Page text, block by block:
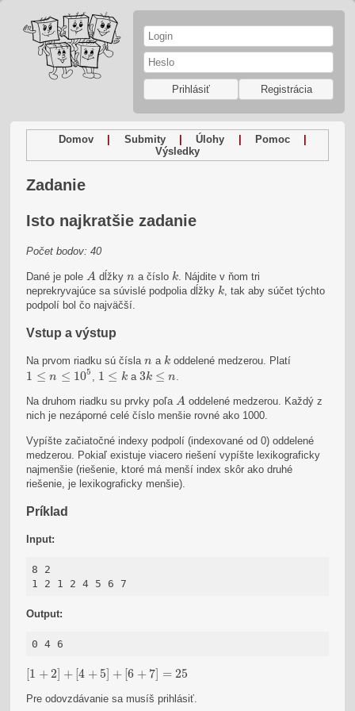
Prihlásiť Registrácia
Domov | Submity | Úlohy | Pomoc
|
Výsledky
Zadanie
Isto najkratšie zadanie
Počet bodov: 40
Dané je pole A
A dĺžkyn
n a číslo k
k
Nájdite v ňom tri
neprekryvajúce sa súvislé podpolia dĺžky k
k
, tak aby súčet týchto
podpolí bol čo najväčší.
Vstup a výstup
Na prvom riadku sú číslan
n a k
k oddelené medzerou. Platí
1 ≤ n ≤ 105
1≤ n≤ 105
1 ≤ k
1 ≤k a 3k ≤ n
3k ≤n
Na druhom riadku su prvky poľaA
A oddelené medzerou. Každý z
nich je nezáporné celé číslo menšie rovné ako 1000.
Vypíšte začiatočné indexy podpolí (indexované od 0) oddelené
medzerou. Pokiaľ existuje viacero riešení vypíšte lexikograficky
najmenšie (riešenie, ktoré má menší index skôr ako druhé
riešenie, je lexikograficky menšie).
Príklad
Input:
8 2
1 2 1 2 4 5 6 7
Output:
0 4 6
[1 +2] + [4 +5] + [6 + 7] = 25
[1 +2 ]+ 4 +5 + 6+ 7 =25
Pre odovzdávanie sa musíš prihlásiť.